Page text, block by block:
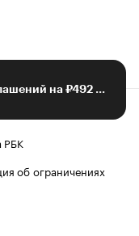
Власти Кубани заключили 55 соглашений на ₽492 млрд в рамках ПМЭФ-2026
РБК
об ограничениях